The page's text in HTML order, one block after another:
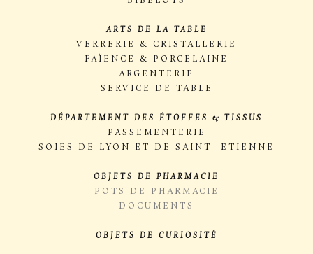
ARTS DE LA TABLE
VERRERIE & CRISTALLERIE
FAÏENCE & PORCELAINE
ARGENTERIE
SERVICE DE TABLE
DÉPARTEMENT DES ÉTOFFES & TISSUS
PASSEMENTERIE
SOIES DE LYON ET DE SAINT -ETIENNE
OBJETS DE PHARMACIE
POTS DE PHARMACIE
DOCUMENTS
OBJETS DE CURIOSITÉ